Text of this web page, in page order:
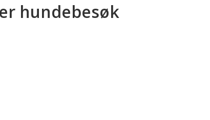
hundebesøk